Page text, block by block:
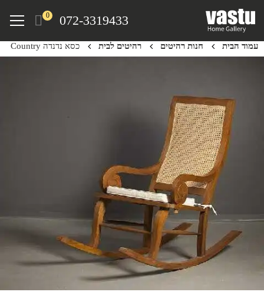
content
072-3319433
0
Menu
עמוד הבית חנות רהיטים רהיטים לבית כסא נדנדה Country